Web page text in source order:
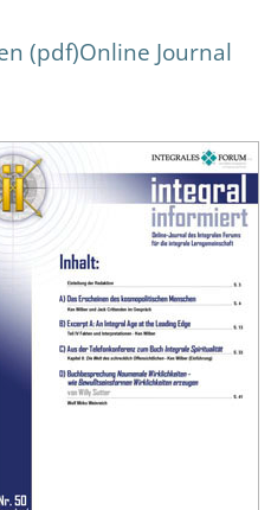
(pdf)Online Journal